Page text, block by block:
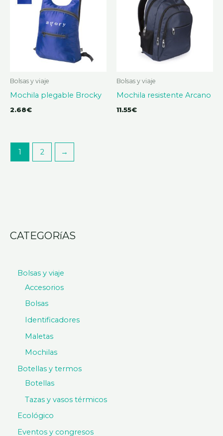
CATEGORíAS
Bolsas y viaje
Accesorios
Bolsas
Identificadores
Maletas
Mochilas
Botellas y termos
Botellas
Tazas y vasos térmicos
Ecológico
Eventos y congresos
Bolsas y viaje
Mochila plegable Brocky
2.68€
Bolsas y viaje
Mochila resistente Arcano
11.55€
1 2 →